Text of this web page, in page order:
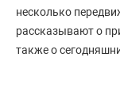
несколько
рассказывают о
также о